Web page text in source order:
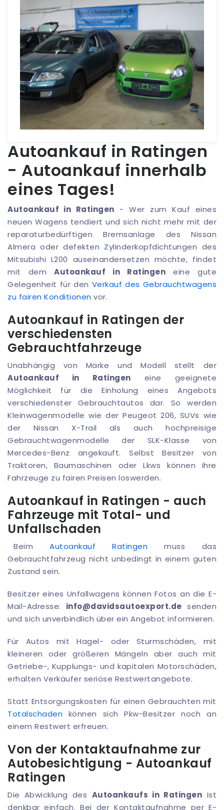
Autoankauf in Ratingen
- Autoankauf innerhalb
eines Tages!
Autoankauf in Ratingen - Wer zum Kauf eines
neuen Wagens tendiert und sich nicht mehr mit der
reparaturbedürftigen Bremsanlage des Nissan
Almera oder defekten Zylinderkopfdichtungen des
Mitsubishi L200 auseinandersetzen möchte, findet
mit dem Autoankauf in Ratingen eine gute
Gelegenheit für den Verkauf des Gebrauchtwagens
zu fairen Konditionen vor.
Autoankauf in Ratingen der
verschiedensten
Gebrauchtfahrzeuge
Unabhängig von Marke und Modell stellt der
Autoankauf in Ratingen eine geeignete
Möglichkeit für die Einholung eines Angebots
verschiedenster Gebrauchtautos dar. So werden
Kleinwagenmodelle wie der Peugeot 206, SUVs wie
der Nissan X-Trail als auch hochpreisige
Gebrauchtwagenmodelle der SLK-Klasse von
Mercedes-Benz angekauft. Selbst Besitzer von
Traktoren, Baumaschinen oder Lkws können ihre
Fahrzeuge zu fairen Preisen loswerden.
Autoankauf in Ratingen - auch
Fahrzeuge mit Total- und
Unfallschaden
BeimAutoankauf Ratingen muss das
Gebrauchtfahrzeug nicht unbedingt in einem guten
Zustand sein.
Besitzer eines Unfallwagens können Fotos an die E-
Mail-Adresse: info@davidsautoexport.de senden
und sich unverbindlich über ein Angebot informieren.
Für Autos mit Hagel- oder Sturmschäden, mit
kleineren oder größeren Mängeln aber auch mit
Getriebe-, Kupplungs- und kapitalen Motorschäden,
erhalten Verkäufer seriöse Restwertangebote.
Statt Entsorgungskosten für einen Gebrauchten mit
Totalschaden können sich Pkw-Besitzer noch an
einem Restwert erfreuen.
Von der Kontaktaufnahme zur
Autobesichtigung - Autoankauf
Ratingen
Die Abwicklung des Autoankaufs in Ratingen ist
denkbar einfach. Bei der Kontaktaufnahme per E-